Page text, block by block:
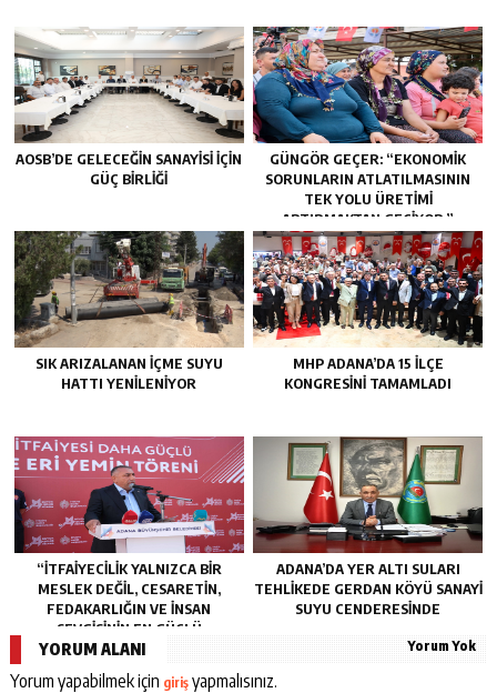
AOSB’DE GELECEĞIN SANAYISI İÇIN
GÜÇ BIRLIĞI
GÜNGÖR GEÇER: “EKONOMIK
SORUNLARIN ATLATILMASININ
TEK YOLU ÜRETIMI
ARTIRMAKTAN GEÇIYOR.”
SIK ARIZALANAN IÇME SUYU
HATTI YENILENIYOR
MHP ADANA’DA 15 İLÇE
KONGRESINI TAMAMLADI
“İTFAIYECILIK YALNIZCA BIR
MESLEK DEĞIL, CESARETIN,
FEDAKARLIĞIN VE INSAN
SEVGISININ EN GÜÇLÜ
TEMSILIDIR.”
ADANA’DA YER ALTI SULARI
TEHLİKEDE GERDAN KÖYÜ SANAYİ
SUYU CENDERESİNDE
YORUM ALANI Yorum Yok
Yorum yapabilmek için girişyapmalısınız.